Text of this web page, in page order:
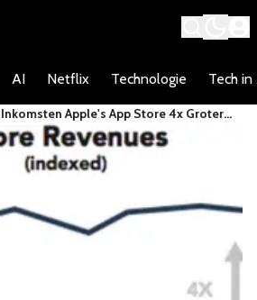
AI Netflix Technologie Tech in
Inkomsten Apple's App Store 4x Groter
Dan Die Van Google Play